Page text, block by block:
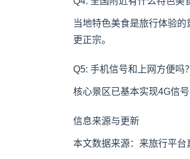
当地特色美食是旅行体验
更正宗。
Q5: 手机信号和上网方便吗？
核心景区已基本实现4G信
信息来源与更新
本文数据来源：来旅行平台